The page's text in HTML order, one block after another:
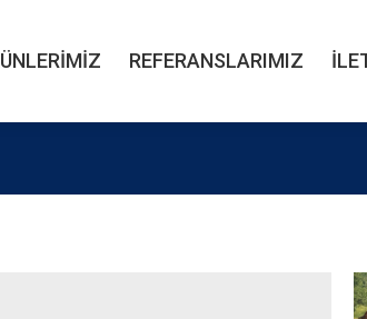
REFERANSLARIMIZ